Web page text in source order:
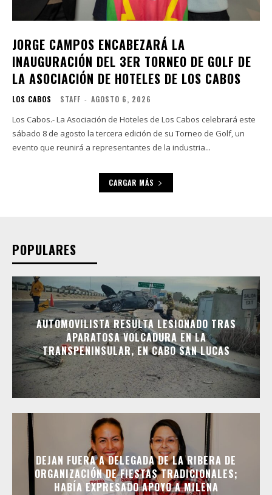
JORGE CAMPOS ENCABEZARÁ LA
INAUGURACIÓN DEL 3ER TORNEO DE GOLF DE
LA ASOCIACIÓN DE HOTELES DE LOS CABOS
LOS CABOS STAFF - AGOSTO 6, 2026
Los Cabos.- La Asociación de Hoteles de Los Cabos celebrará este
sábado 8 de agosto la tercera edición de su Torneo de Golf, un
evento que reunirá a representantes de la industria...
CARGAR MÁS
POPULARES
AUTOMOVILISTA RESULTA LESIONADO TRAS
APARATOSA VOLCADURA EN LA
TRANSPENINSULAR, EN CABO SAN LUCAS
DEJAN FUERA A DELEGADA DE LA RIBERA DE
ORGANIZACIÓN DE FIESTAS TRADICIONALES;
HABÍA EXPRESADO APOYO A MILENA